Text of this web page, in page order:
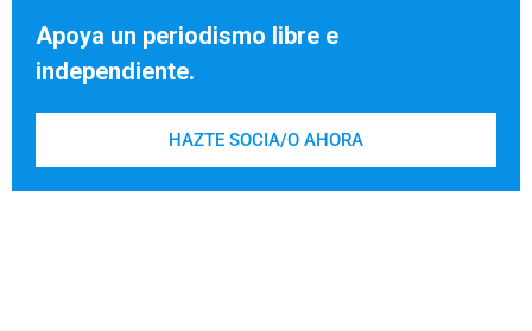
Apoya un periodismo libre e
independiente.
HAZTE SOCIA/O AHORA